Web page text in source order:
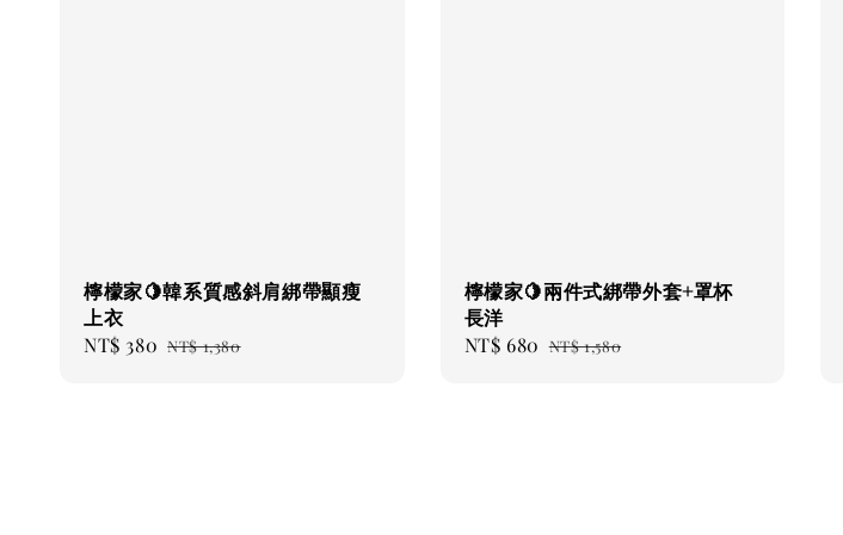
檸檬家🍋韓系質感斜肩綁帶顯瘦
上衣
Sale
NT$ 380 Regular
NT$ 1,380
檸檬家🍋兩件式綁帶外套+罩杯
長洋
Sale
NT$ 680 Regular
NT$ 1,580